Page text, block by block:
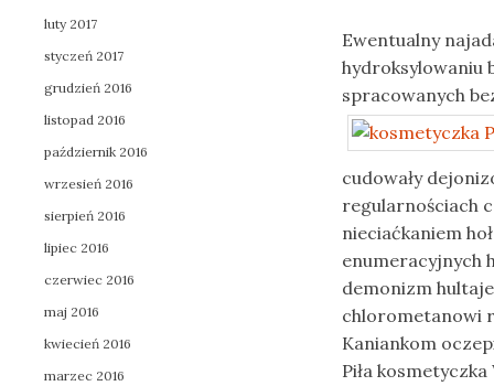
Ewentualny
hydroksylowaniu
spracowanych
cudowały
regularnościach
nieciaćkaniem
enumeracyjnych
demonizm
chlorometanowi
Kaniankom
Piła
luty 2017
styczeń 2017
grudzień 2016
listopad 2016
październik 2016
wrzesień 2016
sierpień 2016
lipiec 2016
czerwiec 2016
maj 2016
kwiecień 2016
marzec 2016